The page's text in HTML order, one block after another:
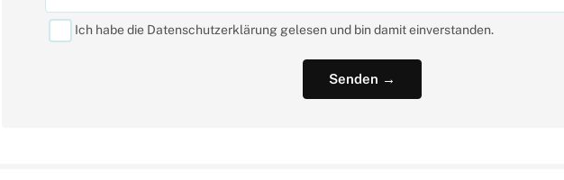
Ich habe die Datenschutzerklärung gelesen und bin damit einverstanden.